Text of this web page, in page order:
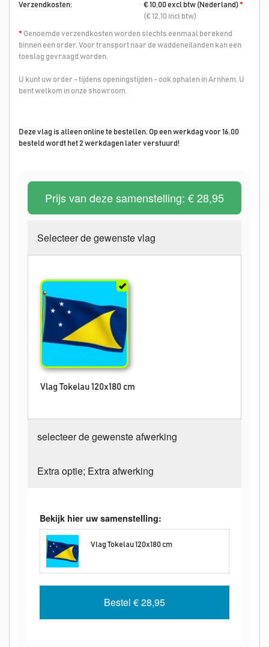
Verzendkosten:
€ 10,00 excl btw (Nederland)*
(€ 12,10 incl btw)
* Genoemde verzendkosten worden slechts eenmaal berekend
binnen een order. Voor transport naar de waddeneilanden kan een
toeslag gevraagd worden.
U kunt uw order - tijdens openingstijden - ook ophalen in Arnhem. U
bent welkom in onze showroom.
Deze vlag is alleen online te bestellen. Op een werkdag voor 16.00
besteld wordt het 2 werkdagen later verstuurd!
Prijs van deze samenstelling: € 28,95
Selecteer de gewenste vlag
Vlag Tokelau 120x180 cm
selecteer de gewenste afwerking
Extra optie; Extra afwerking
Bekijk hier uw samenstelling:
Vlag Tokelau 120x180 cm
Bestel € 28,95